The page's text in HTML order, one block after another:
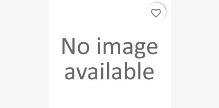
favorite_border